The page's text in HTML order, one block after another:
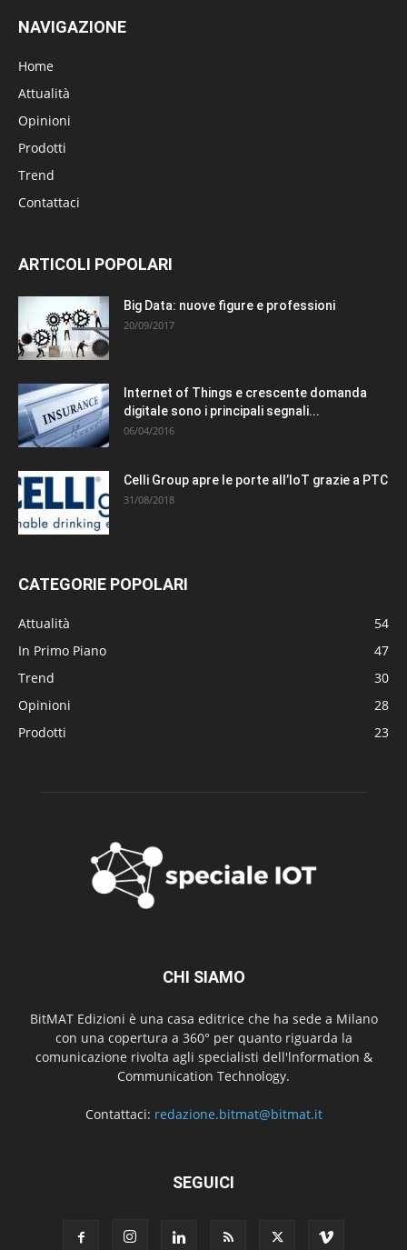
NAVIGAZIONE
Home
Attualità
Opinioni
Prodotti
Trend
Contattaci
ARTICOLI POPOLARI
Big Data: nuove figure e professioni
20/09/2017
Internet of Things e crescente domanda
digitale sono i principali segnali...
06/04/2016
Celli Group apre le porte all’IoT grazie a PTC
31/08/2018
CATEGORIE POPOLARI
Attualità
54
In Primo Piano
47
Trend
30
Opinioni
28
Prodotti
23
CHI SIAMO
BitMAT Edizioni è una casa editrice che ha sede a Milano
con una copertura a 360° per quanto riguarda la
comunicazione rivolta agli specialisti dell'lnformation &
Communication Technology.
Contattaci: redazione.bitmat@bitmat.it
SEGUICI